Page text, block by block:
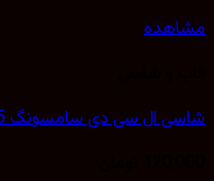
مشاهده
شاسی ال سی دی سامسونگ Samsung Galaxy A20 #A205